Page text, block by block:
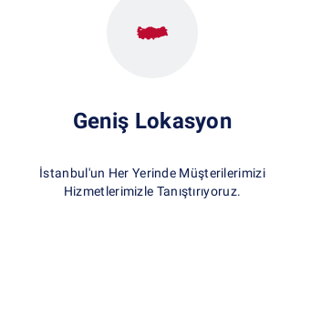
Geniş Lokasyon
İstanbul'un Her Yerinde Müşterilerimizi
Hizmetlerimizle Tanıştırıyoruz.